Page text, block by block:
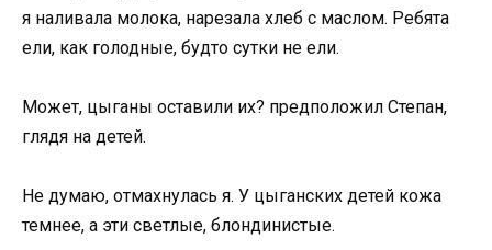
я наливала молока, нарезала хлеб с маслом. Ребята
ели, как голодные, будто сутки не ели.
Может, цыганы оставили их? предположил Степан,
глядя на детей.
Не думаю, отмахнулась я. У цыганских детей кожа
темнее, а эти светлые, блондинистые.